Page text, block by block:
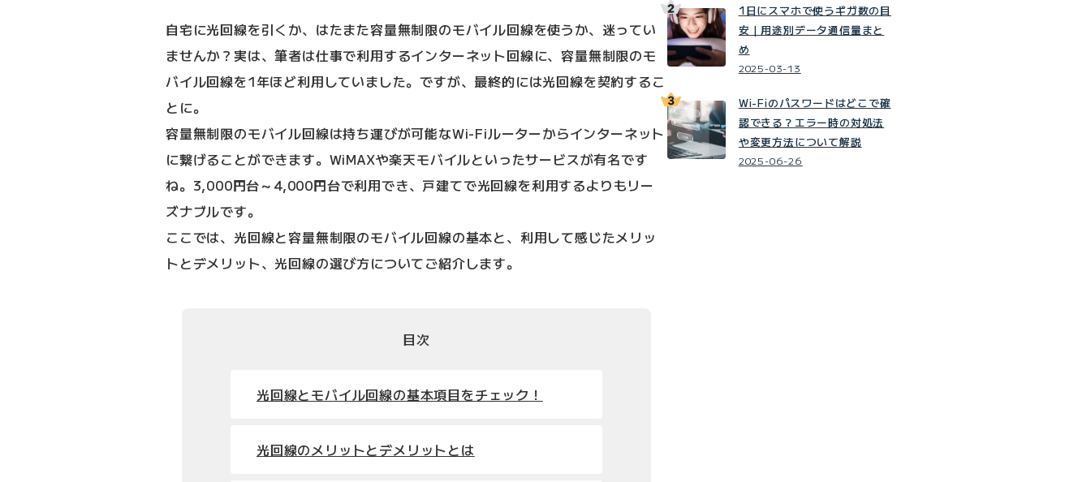
自宅に光回線を引くか、はたまた容量無制限のモバイル回線を使うか、迷ってい
ませんか？実は、筆者は仕事で利用するインターネット回線に、容量無制限のモ
バイル回線を1年ほど利用していました。ですが、最終的には光回線を契約するこ
とに。
容量無制限のモバイル回線は持ち運びが可能なWi-Fiルーターからインターネット
に繋げることができます。WiMAXや楽天モバイルといったサービスが有名です
ね。3,000円台～4,000円台で利用でき、戸建てで光回線を利用するよりもリー
ズナブルです。
ここでは、光回線と容量無制限のモバイル回線の基本と、利用して感じたメリッ
トとデメリット、光回線の選び方についてご紹介します。
目次
光回線とモバイル回線の基本項目をチェック！
光回線のメリットとデメリットとは
1日にスマホで使うギガ数の目
安｜用途別データ通信量まと
め
2025-03-13
Wi-Fiのパスワードはどこで確
認できる？エラー時の対処法
や変更方法について解説
2025-06-26